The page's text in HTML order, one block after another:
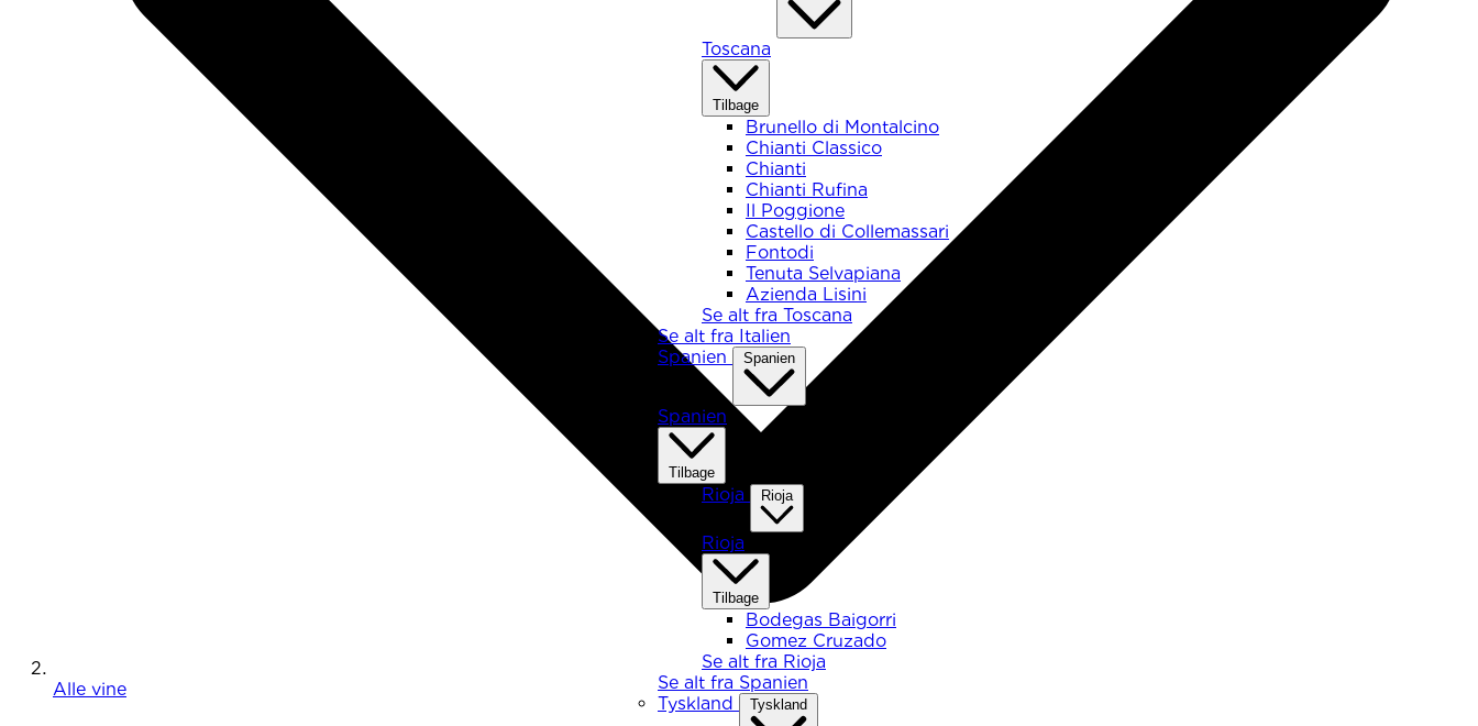
Toscana
Tilbage
Brunello di Montalcino
Chianti Classico
Chianti
Chianti Rufina
Il Poggione
Castello di Collemassari
Fontodi
Tenuta Selvapiana
Azienda Lisini
Se alt fra Toscana
Se alt fra Italien
Spanien
Spanien
Spanien
Tilbage
Rioja Rioja
Rioja
Tilbage
Bodegas Baigorri
Gomez Cruzado
Se alt fra Rioja
Se alt fra Spanien
Tyskland
Tyskland
Alle vine